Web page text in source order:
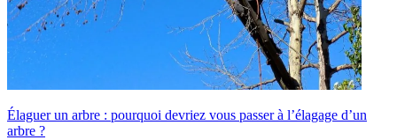
Élaguer un arbre : pourquoi devriez vous passer à l’élagage d’un
arbre ?